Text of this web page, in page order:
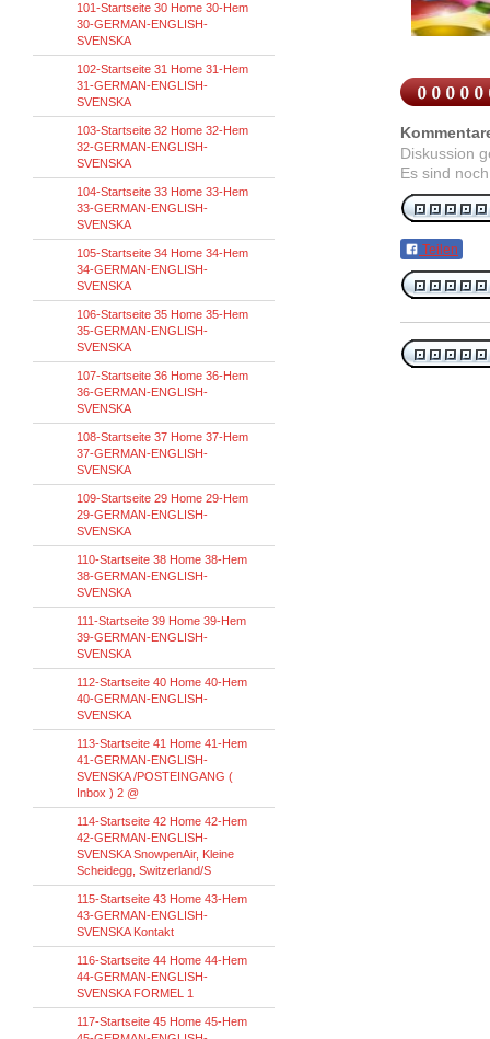
Diskussion
Es sind
Teilen
101-Startseite 30 Home 30-Hem
30-GERMAN-ENGLISH-
SVENSKA
102-Startseite 31 Home 31-Hem
31-GERMAN-ENGLISH-
SVENSKA
103-Startseite 32 Home 32-Hem
32-GERMAN-ENGLISH-
SVENSKA
104-Startseite 33 Home 33-Hem
33-GERMAN-ENGLISH-
SVENSKA
105-Startseite 34 Home 34-Hem
34-GERMAN-ENGLISH-
SVENSKA
106-Startseite 35 Home 35-Hem
35-GERMAN-ENGLISH-
SVENSKA
107-Startseite 36 Home 36-Hem
36-GERMAN-ENGLISH-
SVENSKA
108-Startseite 37 Home 37-Hem
37-GERMAN-ENGLISH-
SVENSKA
109-Startseite 29 Home 29-Hem
29-GERMAN-ENGLISH-
SVENSKA
110-Startseite 38 Home 38-Hem
38-GERMAN-ENGLISH-
SVENSKA
111-Startseite 39 Home 39-Hem
39-GERMAN-ENGLISH-
SVENSKA
112-Startseite 40 Home 40-Hem
40-GERMAN-ENGLISH-
SVENSKA
113-Startseite 41 Home 41-Hem
41-GERMAN-ENGLISH-
SVENSKA /POSTEINGANG (
Inbox ) 2 @
114-Startseite 42 Home 42-Hem
42-GERMAN-ENGLISH-
SVENSKA SnowpenAir, Kleine
Scheidegg, Switzerland/S
115-Startseite 43 Home 43-Hem
43-GERMAN-ENGLISH-
SVENSKA Kontakt
116-Startseite 44 Home 44-Hem
44-GERMAN-ENGLISH-
SVENSKA FORMEL 1
117-Startseite 45 Home 45-Hem